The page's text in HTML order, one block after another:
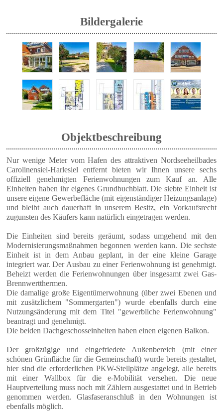
Bildergalerie
Objektbeschreibung
Nur wenige Meter vom Hafen des attraktiven Nordseeheilbades
Carolinensiel-Harlesiel entfernt bieten wir Ihnen unsere sechs
offiziell genehmigten Ferienwohnungen zum Kauf an. Alle
Einheiten haben ihr eigenes Grundbuchblatt. Die siebte Einheit ist
unsere eigene Gewerbefläche (mit eigenständiger Heizungsanlage)
und bleibt auch dauerhaft in unserem Besitz, ein Vorkaufsrecht
zugunsten des Käufers kann natürlich eingetragen werden.
Die Einheiten sind bereits geräumt, sodass umgehend mit den
Modernisierungsmaßnahmen begonnen werden kann. Die sechste
Einheit ist in dem Anbau geplant, in der eine kleine Garage
integriert war. Der Ausbau zu einer Ferienwohnung ist genehmigt.
Beheizt werden die Ferienwohnungen über insgesamt zwei Gas-
Brennwertthermen.
Die damalige große Eigentümerwohnung (über zwei Ebenen und
mit zusätzlichem "Sommergarten") wurde ebenfalls durch eine
Nutzungsänderung mit dem Titel "gewerbliche Ferienwohnung"
beantragt und genehmigt.
Die beiden Dachgeschosseinheiten haben einen eigenen Balkon.
Der großzügige und eingefriedete Außenbereich (mit einer
schönen Grünfläche für die Gemeinschaft) wurde bereits gestaltet,
hier sind die erforderlichen PKW-Stellplätze angelegt, alle bereits
mit einer Wallbox für die e-Mobilität versehen. Die neue
Hauptverteilung muss noch mit Zählern ausgestattet und in Betrieb
genommen werden. Glasfaseranschluß in den Wohnungen ist
ebenfalls möglich.